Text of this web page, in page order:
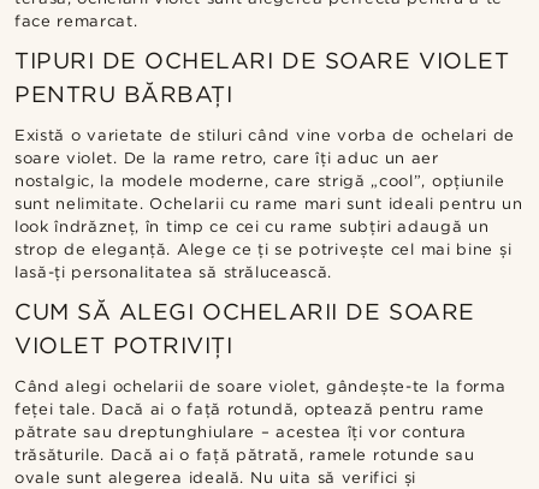
face remarcat.
TIPURI DE OCHELARI DE SOARE VIOLET
PENTRU BĂRBAȚI
Există o varietate de stiluri când vine vorba de ochelari de
soare violet. De la rame retro, care îți aduc un aer
nostalgic, la modele moderne, care strigă „cool”, opțiunile
sunt nelimitate. Ochelarii cu rame mari sunt ideali pentru un
look îndrăzneț, în timp ce cei cu rame subțiri adaugă un
strop de eleganță. Alege ce ți se potrivește cel mai bine și
lasă-ți personalitatea să strălucească.
CUM SĂ ALEGI OCHELARII DE SOARE
VIOLET POTRIVIȚI
Când alegi ochelarii de soare violet, gândește-te la forma
feței tale. Dacă ai o față rotundă, optează pentru rame
pătrate sau dreptunghiulare – acestea îți vor contura
trăsăturile. Dacă ai o față pătrată, ramele rotunde sau
ovale sunt alegerea ideală. Nu uita să verifici și